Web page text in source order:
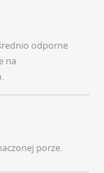
odporne
na
porze.